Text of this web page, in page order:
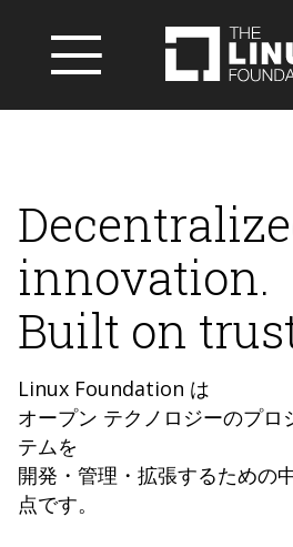
innovation.
Built on
Linux Foundation は
オープン テクノロジーのプロ
テムを
開発・管理・拡張するための
点です。